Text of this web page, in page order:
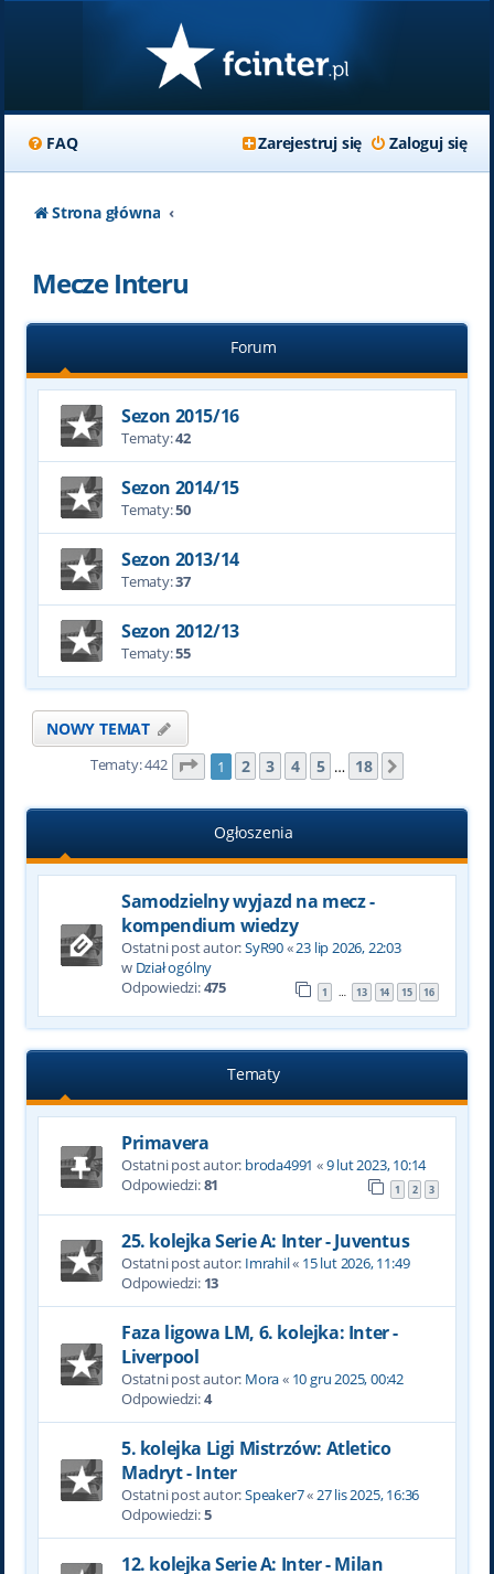
FAQ Zaloguj się
Zarejestruj się
Strona główna
Mecze Interu
Forum
Sezon 2015/16
Tematy:42
Sezon 2014/15
Tematy:50
Sezon 2013/14
Tematy:37
Sezon 2012/13
Tematy:55
NOWY TEMAT
Tematy: 442 Strona z 18
1 2 3 4 5 … 18
Ogłoszenia
Samodzielny wyjazd na mecz -
kompendium wiedzy
Ostatni post autor:SyR90«23 lip 2026, 22:03
w Dział ogólny
Odpowiedzi:475 1 … 13 14 15 16
Tematy
Primavera
Ostatni post autor: broda4991 «9 lut 2023, 10:14
Odpowiedzi:81 1 2 3
25. kolejka Serie A: Inter - Juventus
Ostatni post autor: Imrahil« 15 lut 2026, 11:49
Odpowiedzi: 13
Faza ligowa LM, 6. kolejka: Inter -
Liverpool
Ostatni post autor: Mora« 10 gru 2025, 00:42
Odpowiedzi:4
5. kolejka Ligi Mistrzów: Atletico
Madryt - Inter
Ostatni post autor:Speaker7«27 lis 2025, 16:36
Odpowiedzi:5
12. kolejka Serie A: Inter - Milan